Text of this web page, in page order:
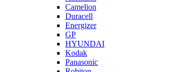
Camelion
Duracell
Energizer
GP
HYUNDAI
Kodak
Panasonic